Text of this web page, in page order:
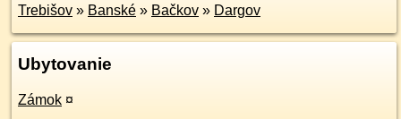
Trebišov » Banské » Bačkov » Dargov
Ubytovanie
Zámok ¤